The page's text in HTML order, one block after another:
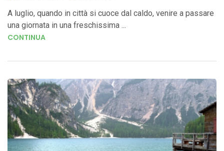
A luglio, quando in città si cuoce dal caldo, venire a passare
una giornata in una freschissima ...
CONTINUA